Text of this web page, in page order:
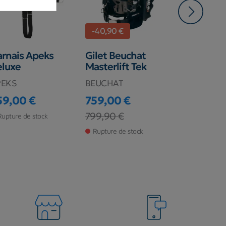
Apeks
€
de stock
-40,90 €
Gilet Beuchat
Masterlift Tek
BEUCHAT
Prix
759,00 €
Prix de base
799,90 €
Rupture de stock